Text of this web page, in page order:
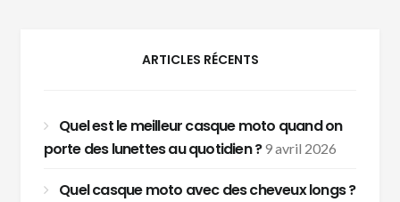
ARTICLES RÉCENTS
Quel est le meilleur casque moto quand on
porte des lunettes au quotidien ? 9 avril 2026
Quel casque moto avec des cheveux longs ?